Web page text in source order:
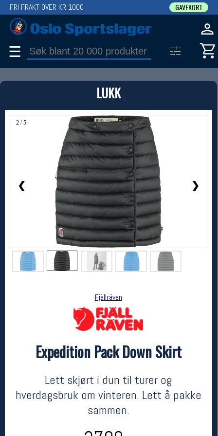
LUKK
2 / 5
❮ ❯
Fjällräven
Expedition Pack Down Skirt
Lett skjørt i dun til turer og
hverdagsbruk om vinteren. Lett å pakke
sammen.
FRI FRAKT OVER KR 1000 GAVEKORT
☰
PRODUKT
Produkter (1)
Bruk filter til å spisse søket
Fjällräven
kr 2799